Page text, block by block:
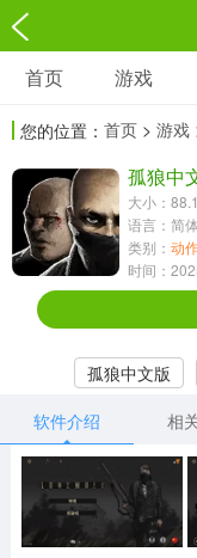
游戏
3697款应用
休闲益智
13387款应用
1072款应用
音乐舞蹈
269款应用
其他
首页 游戏
您的位置： 首页 > 游戏
孤狼中
大小：
语言：简
类别： 动
时间：
孤狼中文版
软件介绍
相